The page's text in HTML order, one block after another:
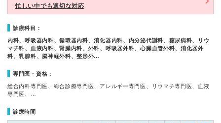
忙しい中でも適切な対応
診療科目：
内科、呼吸器内科、循環器内科、消化器内科、内分泌代謝科、糖尿病科、リウ
マチ科、血液内科、腎臓内科、外科、呼吸器外科、心臓血管外科、消化器外
科、乳腺科、脳神経外科、整形外…
専門医・資格：
総合内科専門医、総合診療専門医、アレルギー専門医、リウマチ専門医、血液
専門医、…
診療時間